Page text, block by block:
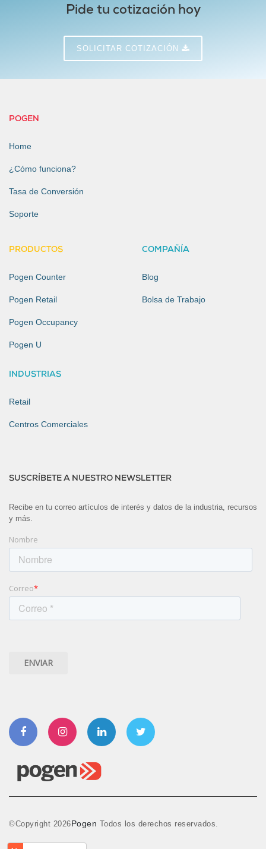
Pide tu cotización hoy
SOLICITAR COTIZACIÓN
POGEN
Home
¿Cómo funciona?
Tasa de Conversión
Soporte
PRODUCTOS
Pogen Counter
Pogen Retail
Pogen Occupancy
Pogen U
INDUSTRIAS
Retail
Centros Comerciales
COMPAÑÍA
Blog
Bolsa de Trabajo
SUSCRÍBETE A NUESTRO NEWSLETTER
Recibe en tu correo artículos de interés y datos de la industria, recursos
y más.
Nombre
Correo*
InstagramLinkedin
©Copyright 2026Pogen Todos los derechos reservados.